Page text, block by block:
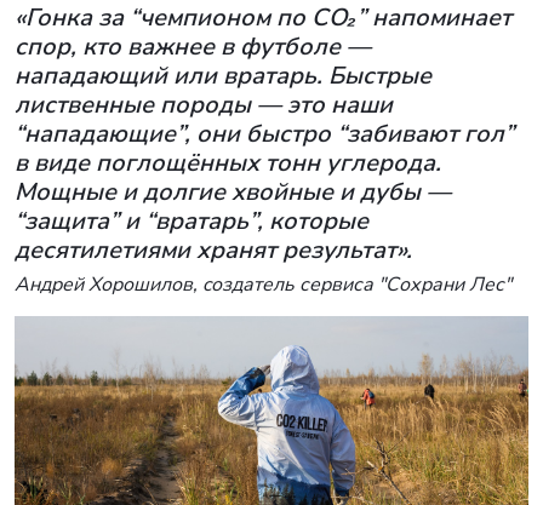
«Гонка за “чемпионом по CO₂” напоминает
спор, кто важнее в футболе —
нападающий или вратарь. Быстрые
лиственные породы — это наши
“нападающие”, они быстро “забивают гол”
в виде поглощённых тонн углерода.
Мощные и долгие хвойные и дубы —
“защита” и “вратарь”, которые
десятилетиями хранят результат».
Андрей Хорошилов, cоздатель сервиса "Сохрани Лес"